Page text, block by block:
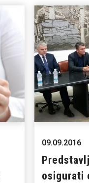
09.09.2016
osigurati